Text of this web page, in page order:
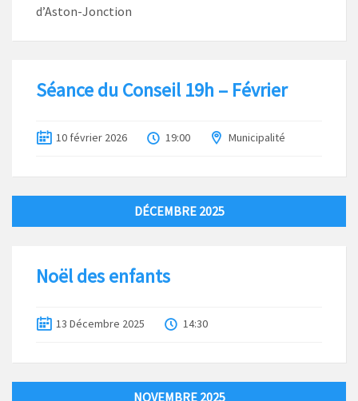
d’Aston-Jonction
Séance du Conseil 19h – Février
10 février 2026 19:00 Municipalité
DÉCEMBRE 2025
Noël des enfants
13 Décembre 2025 14:30
NOVEMBRE 2025